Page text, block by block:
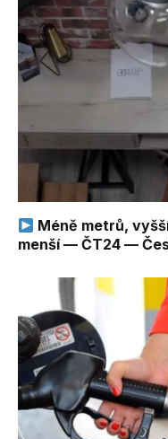
Méně metrů,
menší — ČT24 —